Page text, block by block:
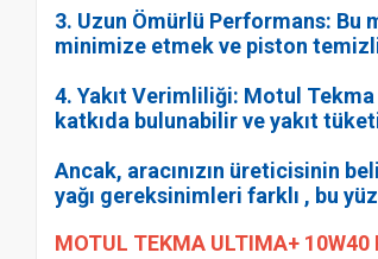
3. Uzun Ömürlü Performans: Bu
minimize etmek ve piston
4. Yakıt Verimliliği: Motul
katkıda bulunabilir ve yakıt
Ancak, aracınızın üreticisinin
yağı gereksinimleri farklı , bu
MOTUL TEKMA ULTIMA+ 10W40